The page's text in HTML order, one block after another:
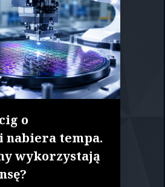
o
nabiera tempa.
wykorzystają